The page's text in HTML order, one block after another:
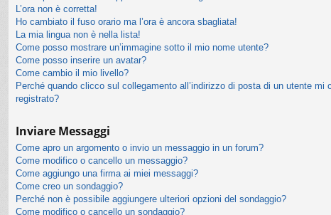
L’ora non è corretta!
Ho cambiato il fuso orario ma l’ora è ancora sbagliata!
La mia lingua non è nella lista!
Come posso mostrare un’immagine sotto il mio nome utente?
Come posso inserire un avatar?
Come cambio il mio livello?
Perché quando clicco sul collegamento all’indirizzo di posta di un utente mi
registrato?
Inviare Messaggi
Come apro un argomento o invio un messaggio in un forum?
Come modifico o cancello un messaggio?
Come aggiungo una firma ai miei messaggi?
Come creo un sondaggio?
Perché non è possibile aggiungere ulteriori opzioni del sondaggio?
Come modifico o cancello un sondaggio?